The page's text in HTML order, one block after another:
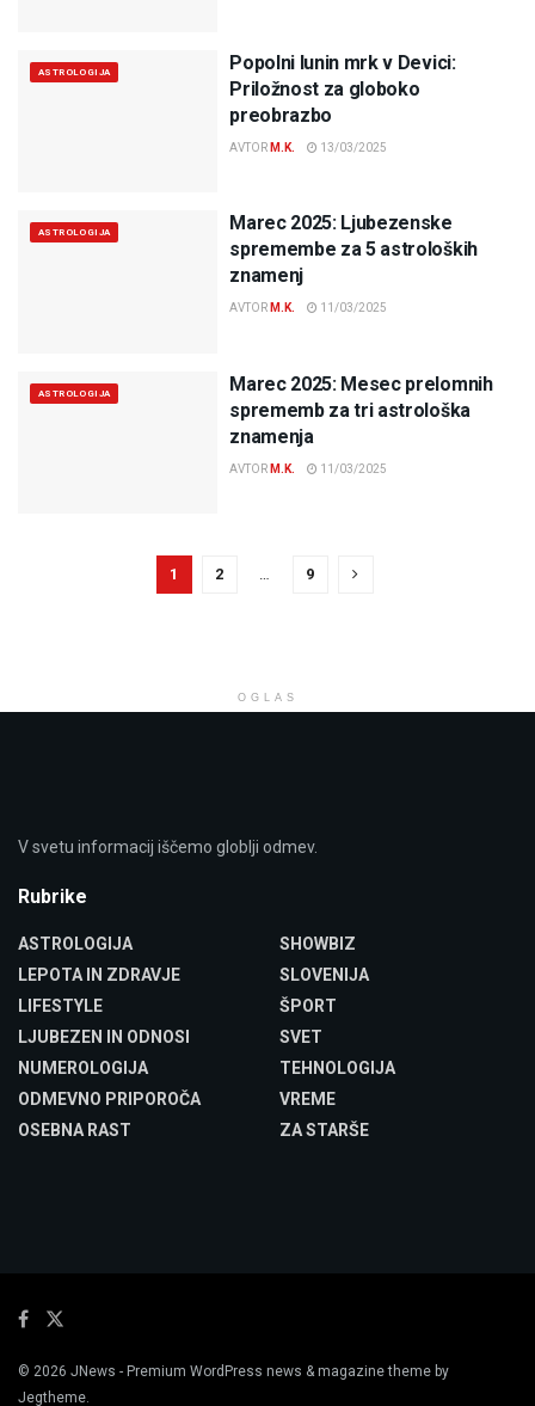
ASTROLOGIJA
Popolni lunin mrk v Devici:
Priložnost za globoko
preobrazbo
AVTOR M.K. 13/03/2025
ASTROLOGIJA
Marec 2025: Ljubezenske
spremembe za 5 astroloških
znamenj
AVTOR M.K. 11/03/2025
ASTROLOGIJA
Marec 2025: Mesec prelomnih
sprememb za tri astrološka
znamenja
AVTOR M.K. 11/03/2025
1 2 … 9
OGLAS
V svetu informacij iščemo globlji odmev.
Rubrike
ASTROLOGIJA
LEPOTA IN ZDRAVJE
LIFESTYLE
LJUBEZEN IN ODNOSI
NUMEROLOGIJA
ODMEVNO PRIPOROČA
OSEBNA RAST
SHOWBIZ
SLOVENIJA
ŠPORT
SVET
TEHNOLOGIJA
VREME
ZA STARŠE
© 2026 JNews - Premium WordPress news & magazine theme by
Jegtheme.